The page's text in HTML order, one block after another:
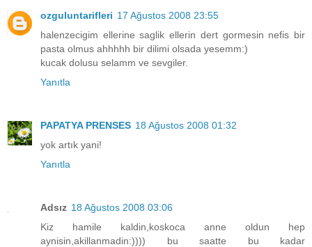
ozguluntarifleri 17 Ağustos 2008 23:55
halenzecigim ellerine saglik ellerin dert gormesin nefis bir
pasta olmus ahhhhh bir dilimi olsada yesemm:)
kucak dolusu selamm ve sevgiler.
Yanıtla
PAPATYA PRENSES 18 Ağustos 2008 01:32
yok artık yani!
Yanıtla
Adsız 18 Ağustos 2008 03:06
Kiz hamile kaldin,koskoca anne oldun hep
aynisin,akillanmadin:)))) bu saatte bu kadar